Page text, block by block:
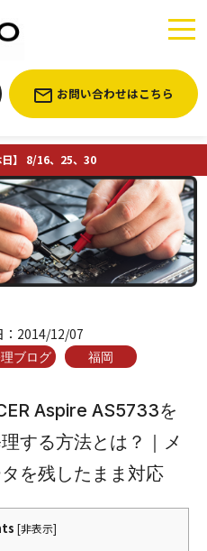
お問い合わせはこちら
日】 8/16、25、30
2014/12/07
ブログ 福岡
Aspire AS5733を
する方法とは？｜メ
を残したまま対応
[非表示]